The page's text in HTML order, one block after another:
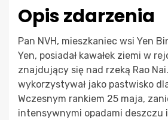
Opis zdarzenia
Pan NVH, mieszkaniec wsi Yen
Yen, posiadał kawałek ziemi w
znajdujący się nad rzeką Rao
wykorzystywał jako pastwisko
Wczesnym rankiem 25 maja,
intensywnymi opadami deszczu